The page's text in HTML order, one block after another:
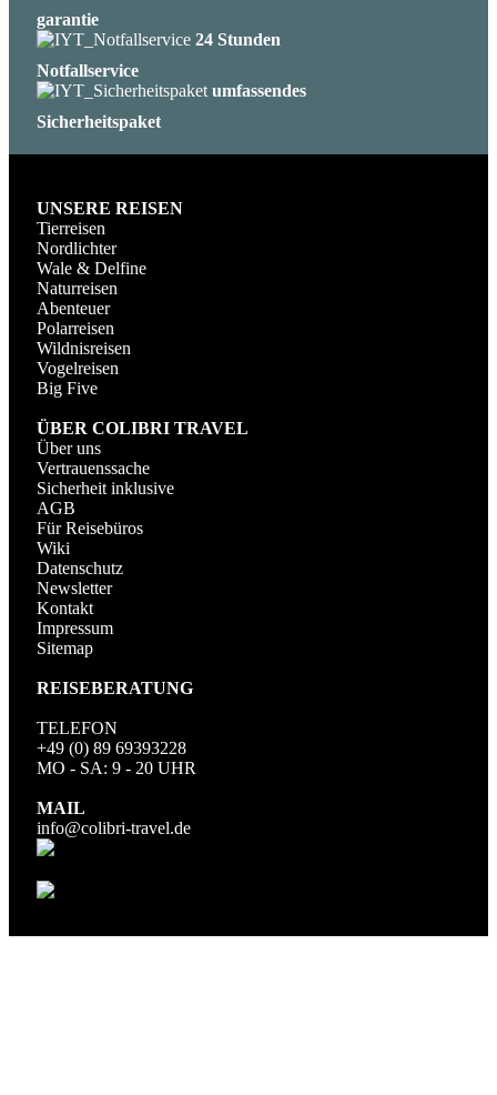
garantie
24 Stunden
Notfallservice
umfassendes
Sicherheitspaket
UNSERE REISEN
Tierreisen
Nordlichter
Wale & Delfine
Naturreisen
Abenteuer
Polarreisen
Wildnisreisen
Vogelreisen
Big Five
ÜBER COLIBRI TRAVEL
Über uns
Vertrauenssache
Sicherheit inklusive
AGB
Für Reisebüros
Wiki
Datenschutz
Newsletter
Kontakt
Impressum
Sitemap
REISEBERATUNG
TELEFON
+49 (0) 89 69393228
MO - SA: 9 - 20 UHR
MAIL
info@colibri-travel.de